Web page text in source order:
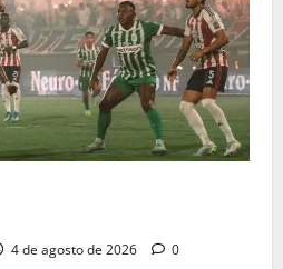
4 de agosto de 2026 0